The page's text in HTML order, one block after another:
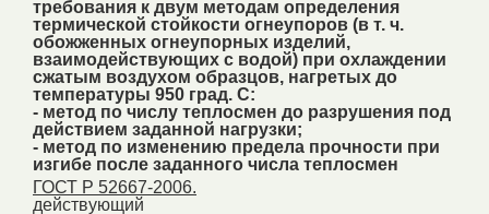
требования к двум методам определения
термической стойкости огнеупоров (в т. ч.
обожженных огнеупорных изделий,
взаимодействующих с водой) при охлаждении
сжатым воздухом образцов, нагретых до
температуры 950 град. C:
- метод по числу теплосмен до разрушения под
действием заданной нагрузки;
- метод по изменению предела прочности при
изгибе после заданного числа теплосмен
ГОСТ Р 52667-2006.
действующий